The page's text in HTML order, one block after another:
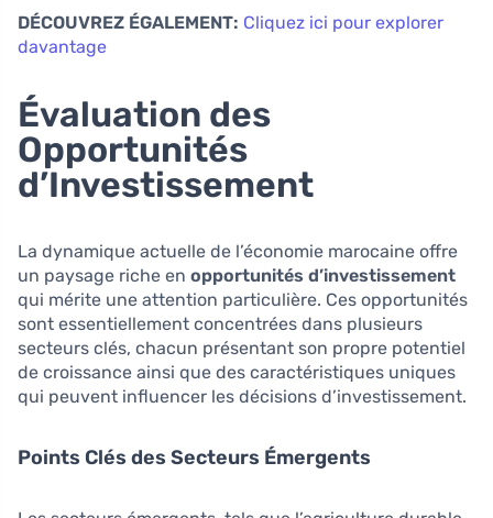
DÉCOUVREZ ÉGALEMENT: Cliquez ici pour explorer
davantage
Évaluation des
Opportunités
d’Investissement
La dynamique actuelle de l’économie marocaine offre
un paysage riche en opportunités d’investissement
qui mérite une attention particulière. Ces opportunités
sont essentiellement concentrées dans plusieurs
secteurs clés, chacun présentant son propre potentiel
de croissance ainsi que des caractéristiques uniques
qui peuvent influencer les décisions d’investissement.
Points Clés des Secteurs Émergents